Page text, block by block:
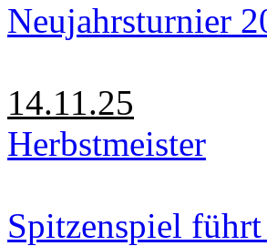
Neujahrsturnier
14.11.25
Herbstmeister
Spitzenspiel